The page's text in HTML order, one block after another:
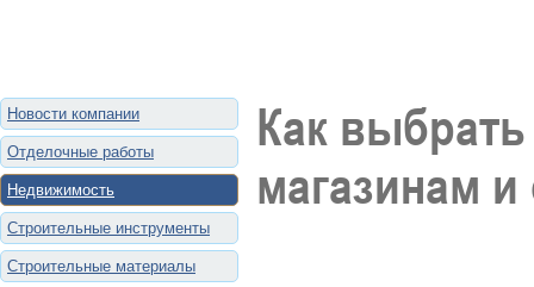
Новости компании
Отделочные работы
Недвижимость
Строительные инструменты
Строительные материалы
Как
магазинам